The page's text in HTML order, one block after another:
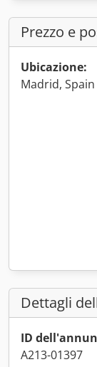
Prezzo e
Ubicazione:
Madrid, Spain
Dettagli
ID
A213-01397